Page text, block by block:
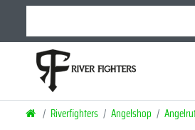
Riverfighters Angelshop